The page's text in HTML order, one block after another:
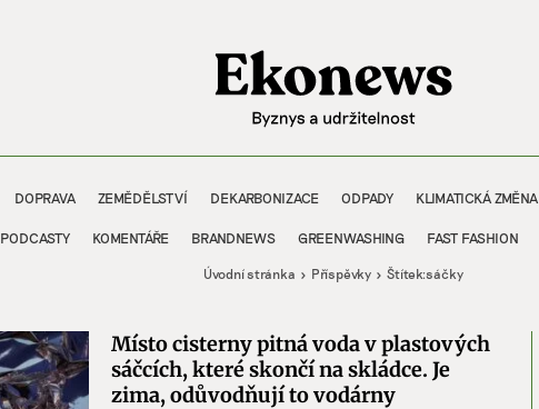
DOPRAVA ZEMĚDĚLSTVÍ DEKARBONIZACE ODPADY KLIMATICKÁ ZMĚNA
PODCASTY KOMENTÁŘE BRANDNEWS GREENWASHING FAST FASHION
Úvodní stránka Příspěvky Štítek:sáčky
Místo cisterny pitná voda v plastových
sáčcích, které skončí na skládce. Je
zima, odůvodňují to vodárny